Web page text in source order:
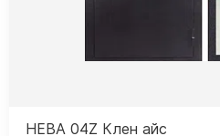
НЕВА 04Z Клен айс